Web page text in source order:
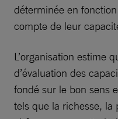
déterminée en
compte de leur
L’organisation estime
d’évaluation des
fondé sur le bon sens
tels que la richesse, la